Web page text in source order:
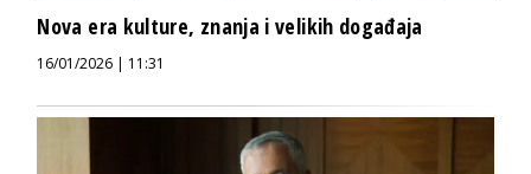
Nova era kulture, znanja i velikih događaja
16/01/2026 | 11:31